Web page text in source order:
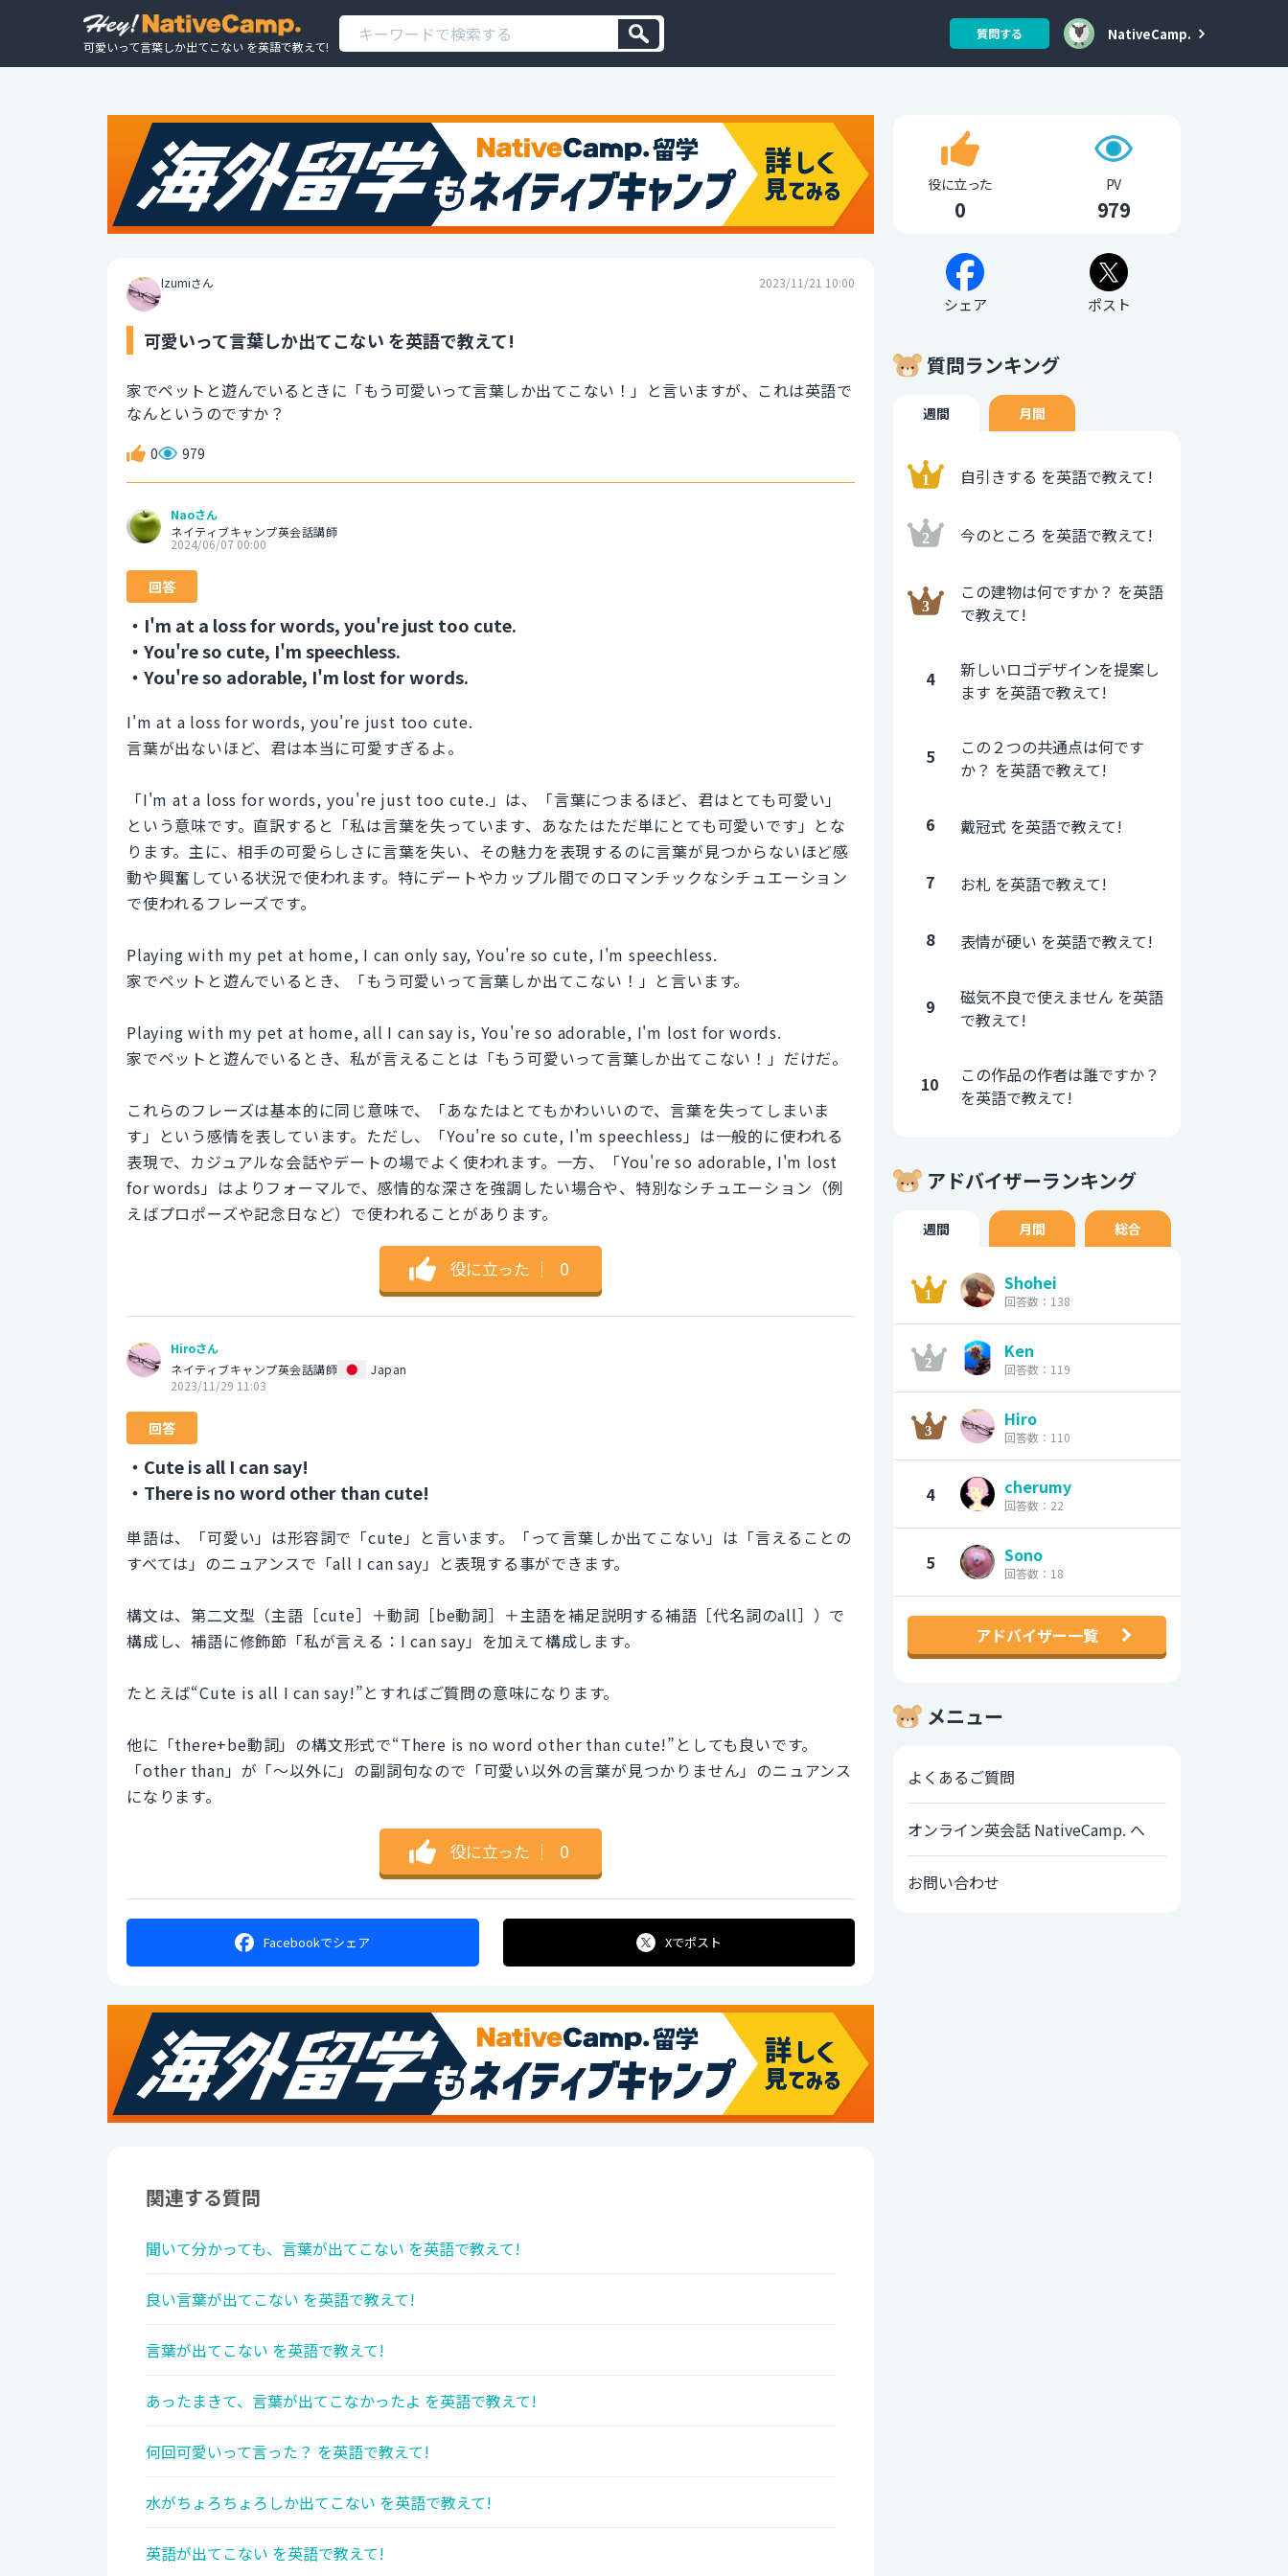
可愛いって言葉しか出てこない を英語で教えて!
質問する NativeCamp.
Izumiさん 2023/11/21 10:00
可愛いって言葉しか出てこない を英語で教えて!
家でペットと遊んでいるときに「もう可愛いって言葉しか出てこない！」と言いますが、これは英語で
なんというのですか？
0 979
Naoさん
ネイティブキャンプ英会話講師
2024/06/07 00:00
回答
・I'm at a loss for words, you're just too cute.
・You're so cute, I'm speechless.
・You're so adorable, I'm lost for words.
I'm at a loss for words, you're just too cute.
言葉が出ないほど、君は本当に可愛すぎるよ。
「I'm at a loss for words, you're just too cute.」は、「言葉につまるほど、君はとても可愛い」
という意味です。直訳すると「私は言葉を失っています、あなたはただ単にとても可愛いです」とな
ります。主に、相手の可愛らしさに言葉を失い、その魅力を表現するのに言葉が見つからないほど感
動や興奮している状況で使われます。特にデートやカップル間でのロマンチックなシチュエーション
で使われるフレーズです。
Playing with my pet at home, I can only say, You're so cute, I'm speechless.
家でペットと遊んでいるとき、「もう可愛いって言葉しか出てこない！」と言います。
Playing with my pet at home, all I can say is, You're so adorable, I'm lost for words.
家でペットと遊んでいるとき、私が言えることは「もう可愛いって言葉しか出てこない！」だけだ。
これらのフレーズは基本的に同じ意味で、「あなたはとてもかわいいので、言葉を失ってしまいま
す」という感情を表しています。ただし、「You're so cute, I'm speechless」は一般的に使われる
表現で、カジュアルな会話やデートの場でよく使われます。一方、「You're so adorable, I'm lost
for words」はよりフォーマルで、感情的な深さを強調したい場合や、特別なシチュエーション（例
えばプロポーズや記念日など）で使われることがあります。
役に立った ｜ 0
Hiroさん
ネイティブキャンプ英会話講師
Japan
2023/11/29 11:03
回答
・Cute is all I can say!
・There is no word other than cute!
単語は、「可愛い」は形容詞で「cute」と言います。「って言葉しか出てこない」は「言えることの
すべては」のニュアンスで「all I can say」と表現する事ができます。
構文は、第二文型（主語［cute］＋動詞［be動詞］＋主語を補足説明する補語［代名詞のall］）で
構成し、補語に修飾節「私が言える：I can say」を加えて構成します。
たとえば“Cute is all I can say!”とすればご質問の意味になります。
他に「there+be動詞」の構文形式で“There is no word other than cute!”としても良いです。
「other than」が「～以外に」の副詞句なので「可愛い以外の言葉が見つかりません」のニュアンス
になります。
役に立った ｜ 0
Facebookでシェア Xでポスト
関連する質問
聞いて分かっても、言葉が出てこない を英語で教えて!
良い言葉が出てこない を英語で教えて!
言葉が出てこない を英語で教えて!
あったまきて、言葉が出てこなかったよ を英語で教えて!
何回可愛いって言った？ を英語で教えて!
水がちょろちょろしか出てこない を英語で教えて!
英語が出てこない を英語で教えて!
役に立った
0
PV
979
シェア ポスト
質問ランキング
週間 月間
自引きする を英語で教えて!
今のところ を英語で教えて!
この建物は何ですか？ を英語
で教えて!
4
新しいロゴデザインを提案し
ます を英語で教えて!
5
この２つの共通点は何です
か？ を英語で教えて!
6 戴冠式 を英語で教えて!
7 お札 を英語で教えて!
8 表情が硬い を英語で教えて!
9
磁気不良で使えません を英語
で教えて!
10
この作品の作者は誰ですか？
を英語で教えて!
アドバイザーランキング
週間 月間 総合
Shohei
回答数：138
Ken
回答数：119
Hiro
回答数：110
4 cherumy
回答数：22
5 Sono
回答数：18
アドバイザー一覧
メニュー
よくあるご質問
オンライン英会話 NativeCamp. へ
お問い合わせ